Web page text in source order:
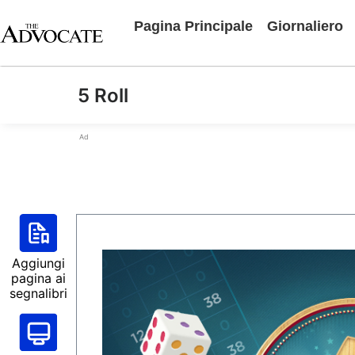
Pagina Principale Giornaliero
5 Roll
Ad
Aggiungi
pagina ai
segnalibri